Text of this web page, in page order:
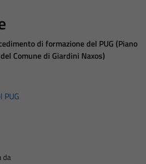
di formazione del PUG (Piano
Comune di Giardini Naxos)
PUG
da